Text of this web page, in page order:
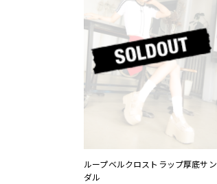
ループベルクロストラップ厚底サン
ダル